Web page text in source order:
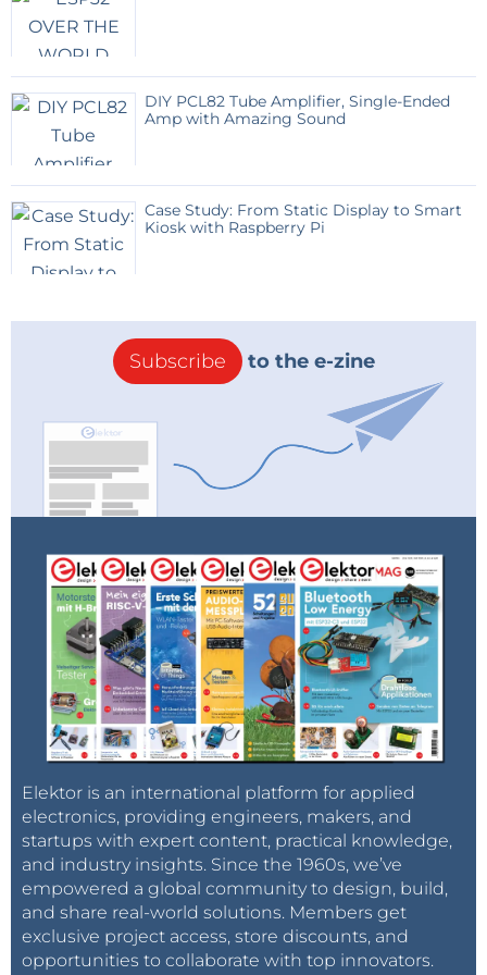
engendrer des erreurs dues aux capacités parasites...
celles que j'utilise (
maquette - Image 2
munies de fiches grippe-fils.
J'ai à nouveau quelque peu modifié le schéma que
raisons :
le relais tout d'abord... l'auteur avait prévu un
contacts travail (NO) connectés en //, mais je
dispose d'un Meder (DIP05-1A72-11D
contact (NO).
Cependant, je n'ai pu trouver la librairie Meder
dans Eagle v7.7.0, et ai du utiliser celle de Hamlin
) en remplacement. Il se trouve
que les 2 modèles sont parfaitement
compatibles au niveau de leur brochage, bien
spécificité.
l'afficheur LCD... sur ma maquette celui-ci est
raccordé au PortC via un connecteur de type
HE10. Sur le PCB final il sera directement monté
en "impériale" au moyen d'un connecteur
enfichable à 16 voies.
De fait j'ai prévu des trous de fixation sur le PCB
pour pouvoir l'y fixer solidement de façon fiable
à l'aide d'entretoises nylon.
le bouton poussoir câblé à l'origine sur RC3... il
l'est dorénavant sur RC5, ceci pour des
commodités de routage du PCB.
Conception et mise en coffret
DIY PCL82 Tube Amplifier, Single-Ended
Amp with Amazing Sound
Case Study: From Static Display to Smart
Kiosk with Raspberry Pi
Subscribe to the e-zine
Elektor is an international platform for applied
electronics, providing engineers, makers, and
startups with expert content, practical knowledge,
and industry insights. Since the 1960s, we’ve
empowered a global community to design, build,
and share real-world solutions. Members get
exclusive project access, store discounts, and
opportunities to collaborate with top innovators.